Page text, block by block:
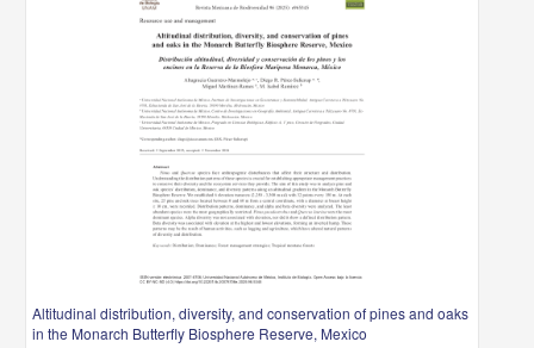
Altitudinal distribution, diversity, and conservation of pines and oaks
in the Monarch Butterfly Biosphere Reserve, Mexico